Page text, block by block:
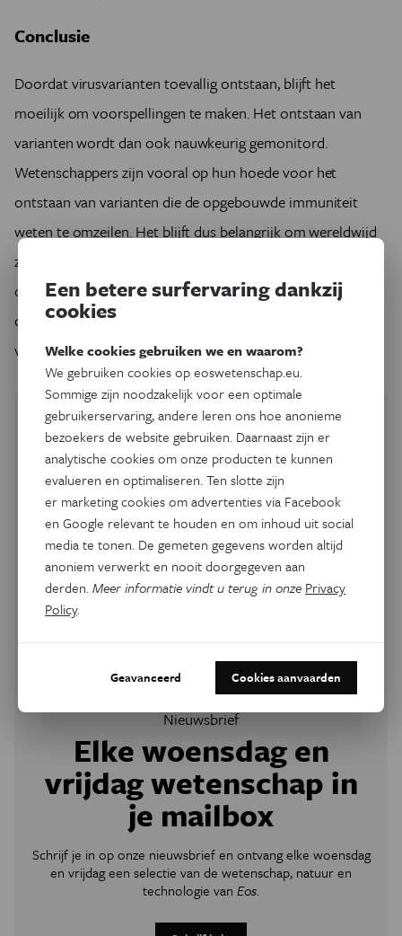
Conclusie
Doordat virusvarianten toevallig ontstaan, blijft het
moeilijk om voorspellingen te maken. Het ontstaan van
varianten wordt dan ook nauwkeurig gemonitord.
Wetenschappers zijn vooral op hun hoede voor het
ontstaan van varianten die de opgebouwde immuniteit
weten te omzeilen. Het blijft dus belangrijk om wereldwijd
zo snel mogelijk een hoge vaccinatiegraad te bereiken en
om te circulatie van het virus zo veel mogelijk terug te
dringen. Alleen zo kunnen we het ontstaan van nieuwe
varianten proberen in te perken.
Nieuwsbrief
Elke woensdag en
vrijdag wetenschap in
je mailbox
Schrijf je in op onze nieuwsbrief en ontvang elke woensdag
en vrijdag een selectie van de wetenschap, natuur en
technologie van Eos.
Een betere surfervaring dankzij
cookies
Welke cookies gebruiken we en waarom?
We gebruiken cookies op eoswetenschap.eu.
Sommige zijn noodzakelijk voor een optimale
gebruikerservaring, andere leren ons hoe anonieme
bezoekers de website gebruiken. Daarnaast zijn er
analytische cookies om onze producten te kunnen
evalueren en optimaliseren. Ten slotte zijn
er marketing cookies om advertenties via Facebook
en Google relevant te houden en om inhoud uit social
media te tonen. De gemeten gegevens worden altijd
anoniem verwerkt en nooit doorgegeven aan
derden.Meer informatie vindt u terug in onze Privacy
Policy.
Geavanceerd Cookies aanvaarden